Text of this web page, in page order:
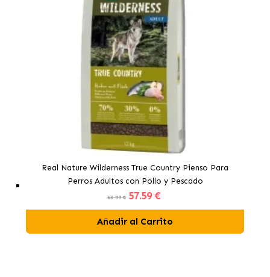
Real Nature Wilderness True Country Pienso Para
Perros Adultos con Pollo y Pescado
63.99 € 57.59 €
Añadir al Carrito